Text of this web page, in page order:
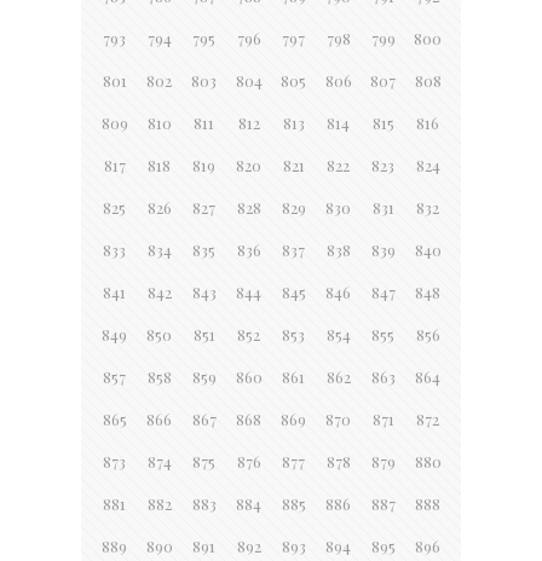
793 794 795 796 797 798 799 800
801 802 803 804 805 806 807 808
809 810 811 812 813 814 815 816
817 818 819 820 821 822 823 824
825 826 827 828 829 830 831 832
833 834 835 836 837 838 839 840
841 842 843 844 845 846 847 848
849 850 851 852 853 854 855 856
857 858 859 860 861 862 863 864
865 866 867 868 869 870 871 872
873 874 875 876 877 878 879 880
881 882 883 884 885 886 887 888
889 890 891 892 893 894 895 896